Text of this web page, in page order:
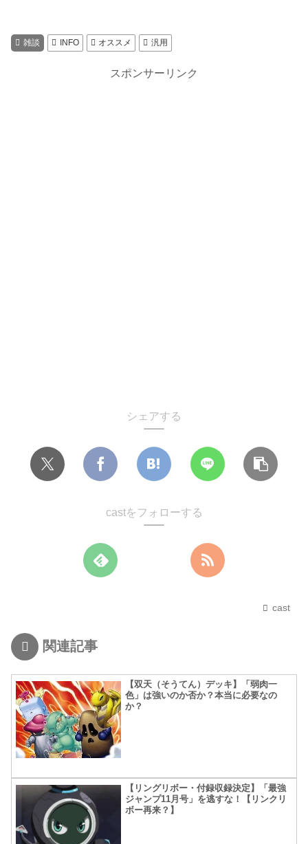
雑談 INFO オススメ 汎用
スポンサーリンク
シェアする
castをフォローする
cast
関連記事
【双天（そうてん）デッキ】「弱肉一
色」は強いのか否か？本当に必要なの
か？
【リングリボー・付録収録決定】「最強
ジャンプ11月号」を逃すな！【リンクリ
ボー再来？】